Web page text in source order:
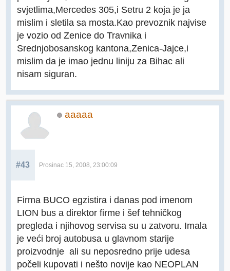
svjetlima,Mercedes 305,i Setru 2 koja je ja
mislim i sletila sa mosta.Kao prevoznik najvise
je vozio od Zenice do Travnika i
Srednjobosanskog kantona,Zenica-Jajce,i
mislim da je imao jednu liniju za Bihac ali
nisam siguran.
aaaaa
#43 Prosinac 15, 2008, 23:00:09
Firma BUCO egzistira i danas pod imenom
LION bus a direktor firme i šef tehničkog
pregleda i njihovog servisa su u zatvoru. Imala
je veći broj autobusa u glavnom starije
proizvodnje ali su neposredno prije udesa
počeli kupovati i nešto novije kao NEOPLAN